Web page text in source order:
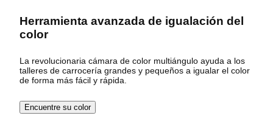
Herramienta avanzada de igualación del
color
La revolucionaria cámara de color multiángulo ayuda a los
talleres de carrocería grandes y pequeños a igualar el color
de forma más fácil y rápida.
Encuentre su color